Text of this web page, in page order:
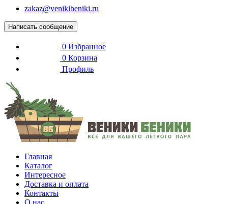
zakaz@venikibeniki.ru
Написать сообщение
0 Избранное
0 Корзина
Профиль
Главная
Каталог
Интересное
Доставка и оплата
Контакты
О нас